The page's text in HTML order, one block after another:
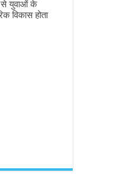
युवाओं के
विकास होता